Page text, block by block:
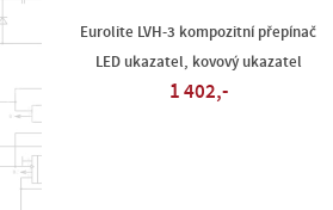
Eurolite LVH-3 kompozitní přepínač
LED ukazatel, kovový ukazatel
1 402,-